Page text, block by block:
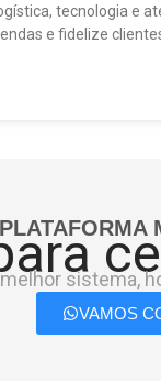
tecnologia e
e fidelize
sistema,
VAMOS